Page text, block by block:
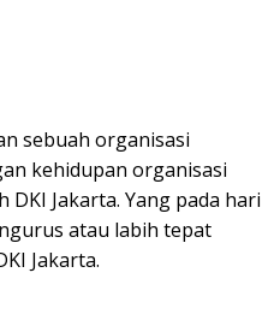
sebuah organisasi
kehidupan organisasi
DKI Jakarta. Yang pada hari
atau labih tepat
Jakarta.